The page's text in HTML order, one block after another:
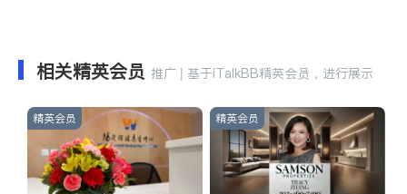
相关精英会员 推广 | 基于iTalkBB精英会员，进行展示
精英会员 精英会员